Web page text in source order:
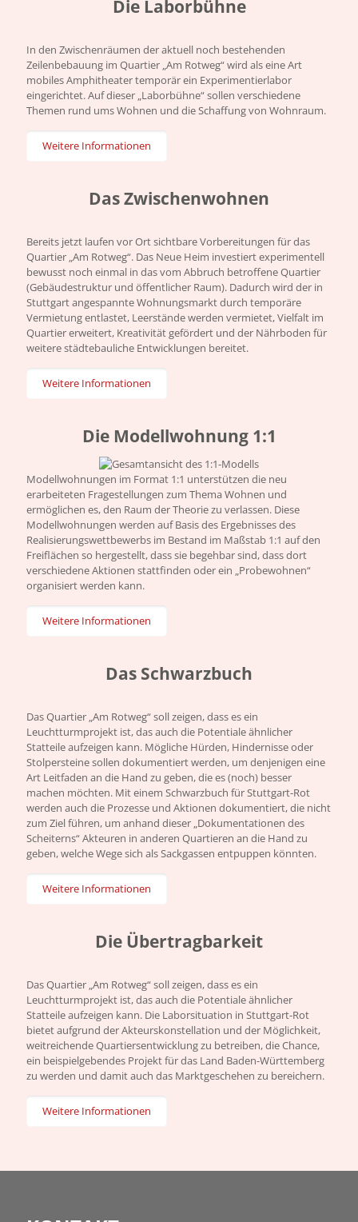
Die Labor­bühne
In den Zwischenräumen der aktuell noch bestehenden
Zeilenbebauung im Quartier „Am Rotweg“ wird als eine Art
mobiles Amphitheater temporär ein Experimentierlabor
eingerichtet. Auf dieser „Laborbühne“ sollen verschiedene
Themen rund ums Wohnen und die Schaffung von Wohnraum.
Weitere Informationen
Das Zwischen­wohnen
Bereits jetzt laufen vor Ort sichtbare Vorbereitungen für das
Quartier „Am Rotweg“. Das Neue Heim investiert experimentell
bewusst noch einmal in das vom Abbruch betroffene Quartier
(Gebäudestruktur und öffentlicher Raum). Dadurch wird der in
Stuttgart angespannte Wohnungsmarkt durch temporäre
Vermietung entlastet, Leerstände werden vermietet, Vielfalt im
Quartier erweitert, Kreativität gefördert und der Nährboden für
weitere städtebauliche Entwicklungen bereitet.
Weitere Informationen
Die Modell­wohnung 1:1
Modellwohnungen im Format 1:1 unterstützen die neu
erarbeiteten Fragestellungen zum Thema Wohnen und
ermöglichen es, den Raum der Theorie zu verlassen. Diese
Modellwohnungen werden auf Basis des Ergebnisses des
Realisierungswettbewerbs im Bestand im Maßstab 1:1 auf den
Freiflächen so hergestellt, dass sie begehbar sind, dass dort
verschiedene Aktionen stattfinden oder ein „Probewohnen“
organisiert werden kann.
Weitere Informationen
Das Schwarz­buch
Das Quartier „Am Rotweg“ soll zeigen, dass es ein
Leuchtturmprojekt ist, das auch die Potentiale ähnlicher
Statteile aufzeigen kann. Mögliche Hürden, Hindernisse oder
Stolpersteine sollen dokumentiert werden, um denjenigen eine
Art Leitfaden an die Hand zu geben, die es (noch) besser
machen möchten. Mit einem Schwarzbuch für Stuttgart-Rot
werden auch die Prozesse und Aktionen dokumentiert, die nicht
zum Ziel führen, um anhand dieser „Dokumentationen des
Scheiterns“ Akteuren in anderen Quartieren an die Hand zu
geben, welche Wege sich als Sackgassen entpuppen könnten.
Weitere Informationen
Die Übertrag­barkeit
Das Quartier „Am Rotweg“ soll zeigen, dass es ein
Leuchtturmprojekt ist, das auch die Potentiale ähnlicher
Statteile aufzeigen kann. Die Laborsituation in Stuttgart-Rot
bietet aufgrund der Akteurskonstellation und der Möglichkeit,
weitreichende Quartiersentwicklung zu betreiben, die Chance,
ein beispielgebendes Projekt für das Land Baden-Württemberg
zu werden und damit auch das Marktgeschehen zu bereichern.
Weitere Informationen